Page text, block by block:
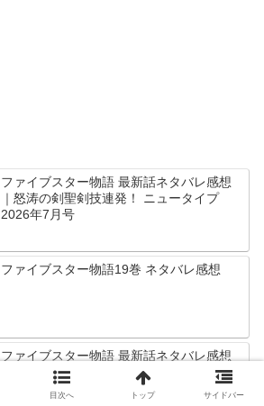
ファイブスター物語 最新話ネタバレ感想
｜怒涛の剣聖剣技連発！ ニュータイプ
2026年7月号
ファイブスター物語19巻 ネタバレ感想
ファイブスター物語 最新話ネタバレ感想
｜血縁の戦いとフル・クリティカル ニュ
ータイプ2026年6月号
目次へ トップ サイドバー